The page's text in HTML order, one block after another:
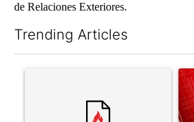
de Relaciones Exteriores.
Trending Articles
A trending article titled "Senate A